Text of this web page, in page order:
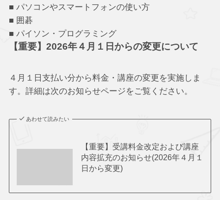
■ パソコンやスマートフォンの使い方
■ 囲碁
■ パイソン・プログラミング
【重要】2026年４月１日からの変更について
４月１日支払い分から料金・講座の変更を実施しま
す。詳細は次のお知らせページをご覧ください。
あわせて読みたい
【重要】受講料金改定および講座
内容拡充のお知らせ(2026年４月１
日から変更)